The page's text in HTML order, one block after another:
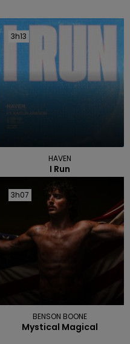
3h13
3h13
HAVEN
I Run
3h07
3h07
BENSON BOONE
Mystical Magical